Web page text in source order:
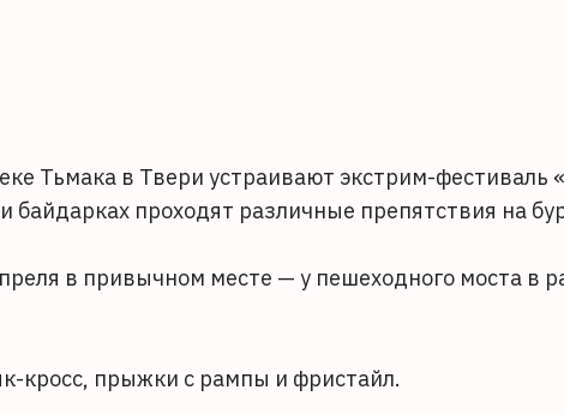
Тьмака в Твери устраивают экстрим-фестиваль
байдарках проходят различные препятствия на
в привычном месте — у пешеходного моста в
кросс, прыжки с рампы и фристайл.